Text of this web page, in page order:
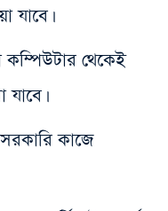
যাবে।
কম্পিউটার থেকেই
কাজে